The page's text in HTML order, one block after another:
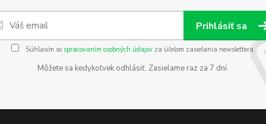
Prihlásiť sa
Súhlasím so spracovaním osobných údajovza účelom zasielania newslettera.
Môžete sa kedykoľvek odhlásiť. Zasielame raz za 7 dní.